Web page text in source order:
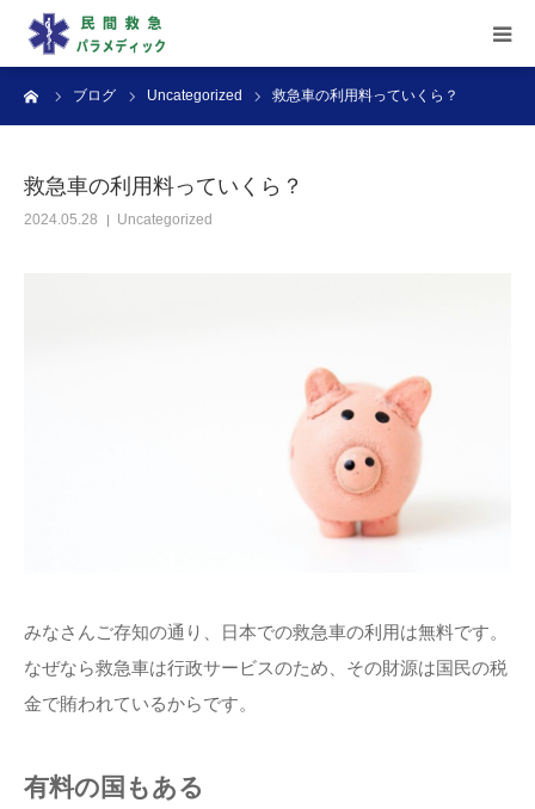
ブログ Uncategorized 救急車の利用料っていくら？
救急車の利用料っていくら？
2024.05.28 Uncategorized
みなさんご存知の通り、日本での救急車の利用は無料です。
なぜなら救急車は行政サービスのため、その財源は国民の税
金で賄われているからです。
有料の国もある
▶︎ ホーム